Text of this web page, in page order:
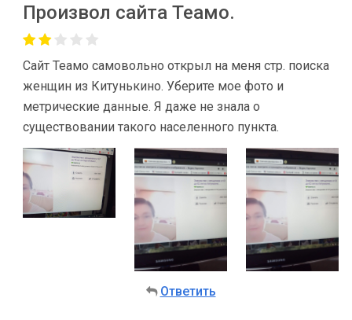
Произвол сайта Теамо.
Сайт Теамо самовольно открыл на меня стр. поиска
женщин из Китунькино. Уберите мое фото и
метрические данные. Я даже не знала о
существовании такого населенного пункта.
Ответить